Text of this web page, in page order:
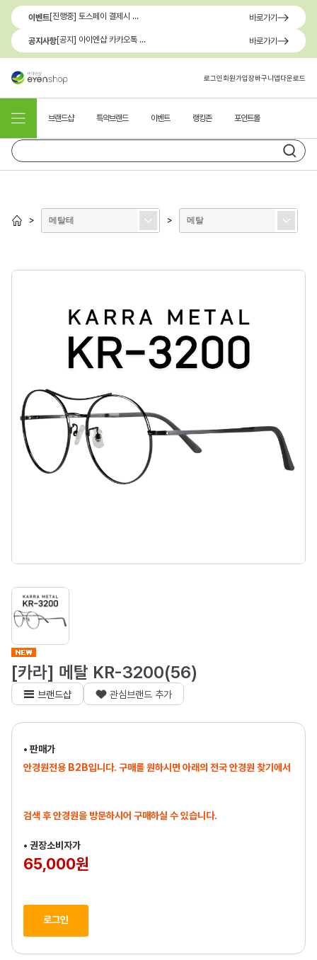
이벤트 [진행중] 토스페이 결제시 최대 1.3만원 혜택 바로가기
공지사항 [공지] 아이엔샵 카카오톡 1:1 문의 채널 이용 안내 바로가기
로그인회원가입장바구니앱다운로드
브랜드샵 특약브랜드 이벤트 랭킹존 포인트몰
> 메탈테 > 메탈
[카라] 메탈 KR-3200(56)
브랜드샵 관심브랜드 추가
• 판매가
안경원전용 B2B입니다. 구매를 원하시면 아래의 전국 안경원 찾기에서
검색 후 안경원을 방문하시어 구매하실 수 있습니다.
• 권장소비자가
65,000원
로그인